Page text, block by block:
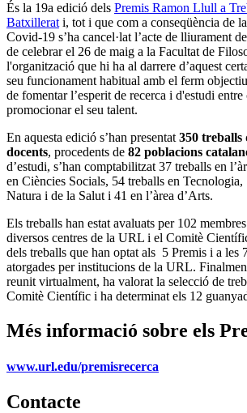
És la 19a edició dels Premis Ramon Llull a
Batxillerati, tot i que com a conseqüència de
Covid-19 s’ha cancel·lat l’acte de lliurament
de celebrar el 26 de maig a la Facultat de
l'organització que hi ha al darrere d’aquest
seu funcionament habitual amb el ferm
de fomentar l’esperit de recerca i d'estudi
promocionar el seu talent.
En aquesta edició s’han presentat350 treballs
docents, procedents de 82 poblacions
d’estudi, s’han comptabilitzat 37 treballs en
en Ciències Socials, 54 treballs en
Natura i de la Salut i 41 en l’àrea d’Arts.
Els treballs han estat avaluats per 102
diversos centres de la URL i el Comitè
dels treballs que han optat als 5 Premis i a les
atorgades per institucions de la URL.
reunit virtualment, ha valorat la selecció de
Comitè Científic i ha determinat els 12
Més informació sobre els
www.url.edu/premisrecerca
Contacte